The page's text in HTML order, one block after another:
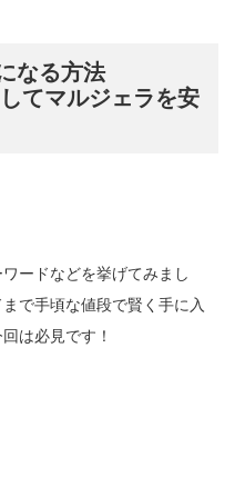
なる方法
てマルジェラを安
ードなどを挙げてみまし
で手頃な値段で賢く手に入
は必見です！